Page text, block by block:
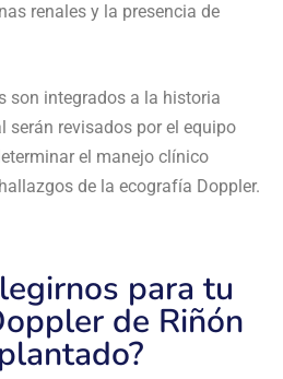
renales y la presencia de
son integrados a la historia
serán revisados por el equipo
el manejo clínico
de la ecografía Doppler.
para tu
de Riñón